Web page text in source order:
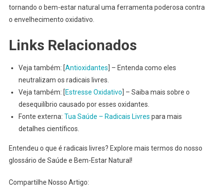
tornando o bem-estar natural uma ferramenta poderosa contra
o envelhecimento oxidativo.
Links Relacionados
Veja também: [Antioxidantes ] – Entenda como eles
neutralizam os radicais livres.
Veja também: [Estresse Oxidativo ] – Saiba mais sobre o
desequilíbrio causado por esses oxidantes.
Fonte externa: Tua Saúde – Radicais Livres para mais
detalhes científicos.
Entendeu o que é radicais livres? Explore mais termos do nosso
glossário de Saúde e Bem-Estar Natural!
Compartilhe Nosso Artigo: